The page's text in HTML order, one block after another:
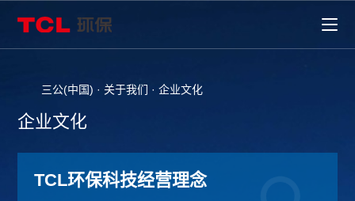
三公(中国) · 关于我们 ·企业文化
企业文化
TCL环保科技经营理念